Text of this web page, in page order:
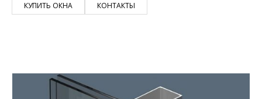
КУПИТЬ ОКНА КОНТАКТЫ